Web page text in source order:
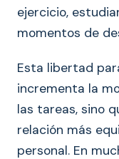
ejercicio,
momentos de
Esta libertad
incrementa la
las tareas, sino
relación más
personal. En